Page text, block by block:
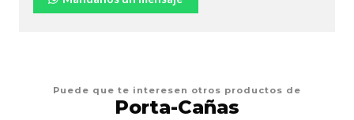
Puede que te interesen otros productos de
Porta-Cañas